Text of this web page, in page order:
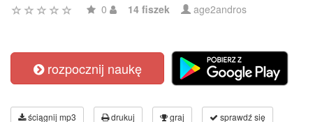
0 14 fiszek age2andros
rozpocznij naukę
ściągnij mp3 drukuj graj sprawdź się